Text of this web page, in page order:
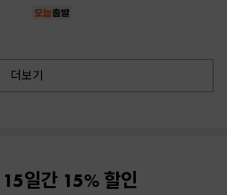
더보기
일간 15% 할인